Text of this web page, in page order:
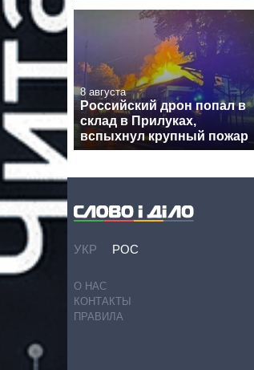
8 августа
Российский дрон попал в
склад в Прилуках,
вспыхнул крупный пожар
УКР РОС
О НАС
КОНТАКТЫ
ПРАВИЛА